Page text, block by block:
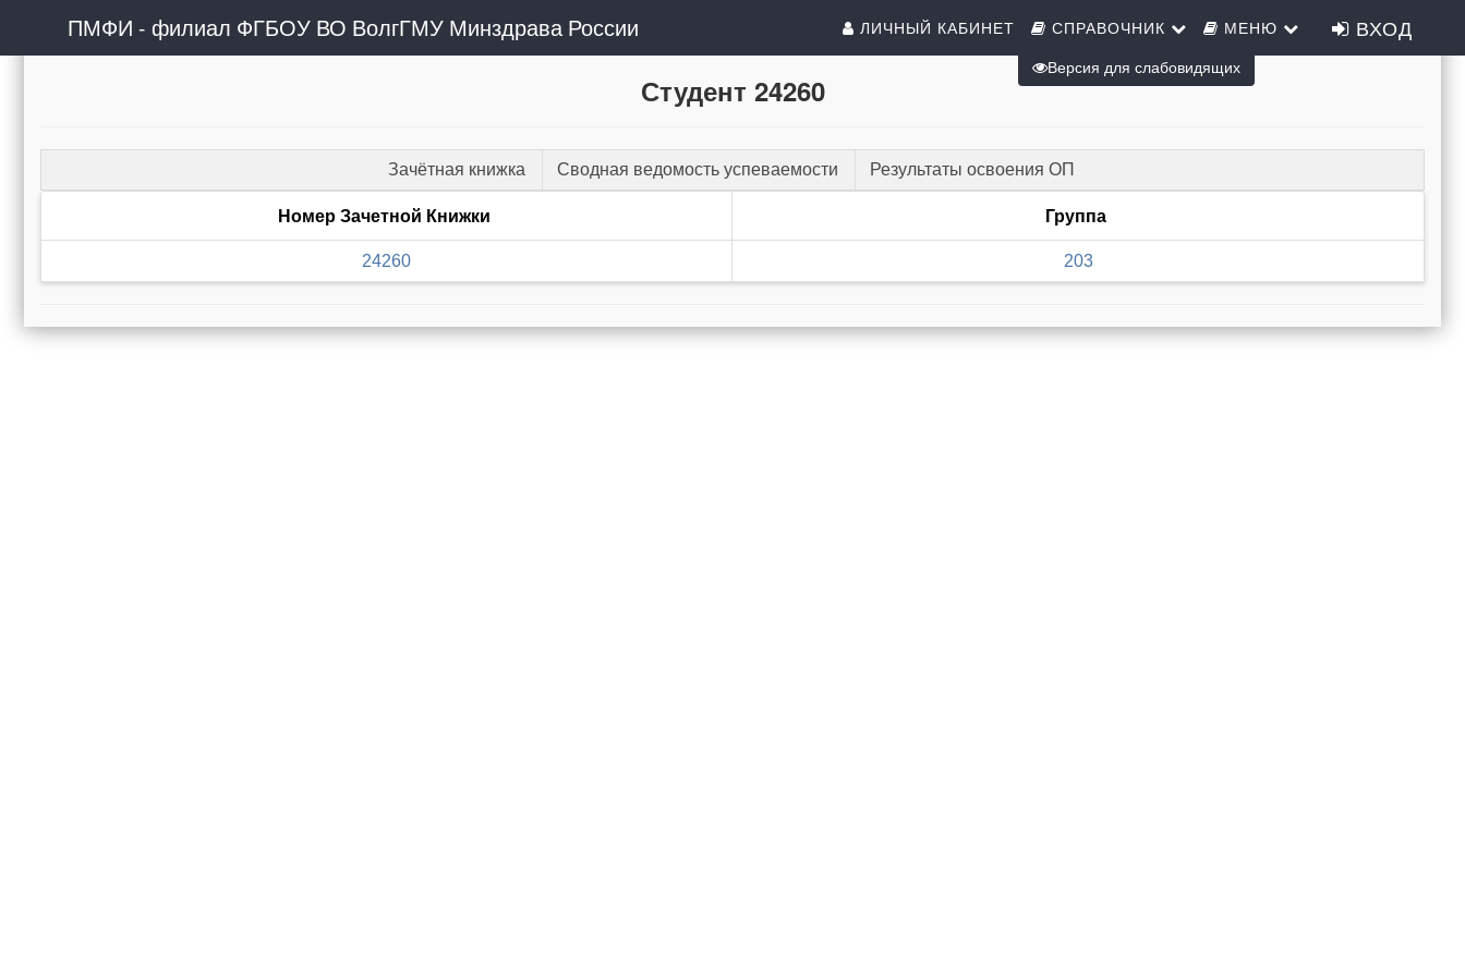
ПМФИ - филиал ФГБОУ ВО ВолгГМУ Минздрава России ЛИЧНЫЙ КАБИНЕТ СПРАВОЧНИК МЕНЮ ВХОД
Студент 24260
Зачётная книжка Сводная ведомость успеваемости Результаты освоения ОП
Номер Зачетной Книжки Группа
24260 203
Версия для слабовидящих